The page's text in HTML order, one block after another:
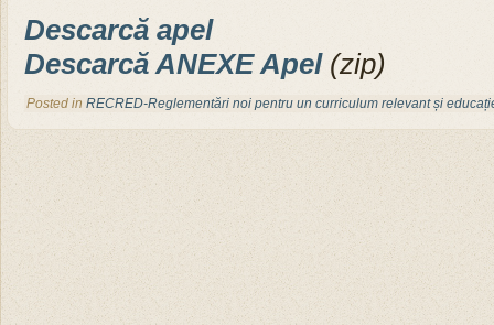
Descarcă apel
Descarcă ANEXE Apel (zip)
Posted in RECRED-Reglementări noi pentru un curriculum relevant și